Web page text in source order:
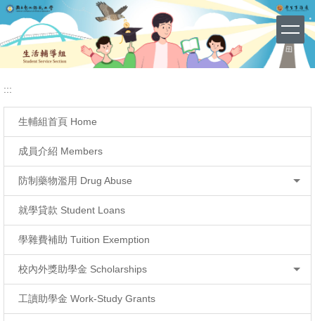
跳
到
主
內
學生請假 Leave Request
網站導覽 (Site Map)
:::
生輔組首頁 Home
成員介紹 Members
防制藥物濫用 Drug Abuse
就學貸款 Student Loans
學雜費補助 Tuition Exemption
校內外獎助學金 Scholarships
工讀助學金 Work-Study Grants